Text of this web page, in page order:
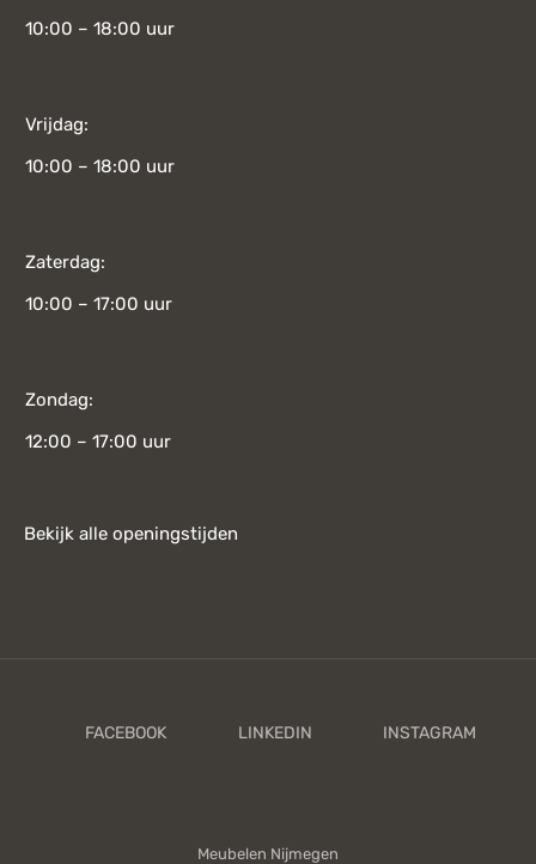
10:00 – 18:00 uur
Vrijdag:
10:00 – 18:00 uur
Zaterdag:
10:00 – 17:00 uur
Zondag:
12:00 – 17:00 uur
Bekijk alle openingstijden
Meubelen Nijmegen